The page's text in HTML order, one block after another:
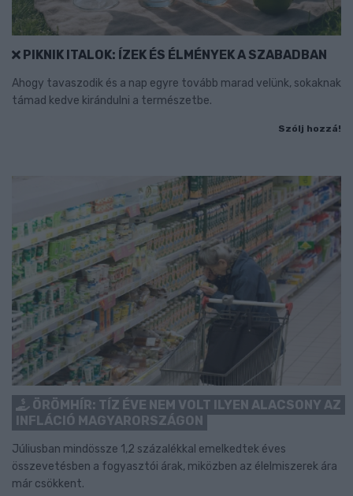
PIKNIK ITALOK: ÍZEK ÉS ÉLMÉNYEK A SZABADBAN
Ahogy tavaszodik és a nap egyre tovább marad velünk, sokaknak
támad kedve kirándulni a természetbe.
Szólj hozzá!
ÖRÖMHÍR: TÍZ ÉVE NEM VOLT ILYEN ALACSONY AZ
INFLÁCIÓ MAGYARORSZÁGON
Júliusban mindössze 1,2 százalékkal emelkedtek éves
összevetésben a fogyasztói árak, miközben az élelmiszerek ára
már csökkent.